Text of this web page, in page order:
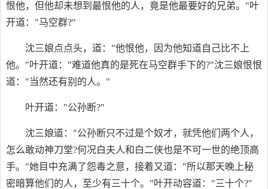
恨他，但他却未想到最恨他的人，竟是他最要好的兄弟。"叶
开道："马空群?"
沈三娘点点头，道："他恨他，因为他知道自己比不上
他。"叶开道："难道他真的是死在马空群手下的?"沈三娘恨恨
道："当然还有别的人。"
叶开道："公孙断?"
沈三娘道："公孙断只不过是个奴才，就凭他们两个人，
怎么敢动神刀堂?何况白夫人和白二侠也是不可一世的绝顶高
手。"她目中充满了怨毒之意，接着又道："所以那天晚上秘
密暗算他们的人，至少有三十个。"叶开动容道："三十个?"